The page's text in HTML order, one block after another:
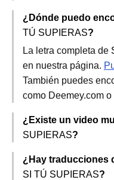
¿Dónde puedo
TÚ SUPIERAS?
La letra completa de
en nuestra página.
También puedes
como Deemey.com
¿Existe un video
SUPIERAS?
¿Hay traducciones
SI TÚ SUPIERAS?